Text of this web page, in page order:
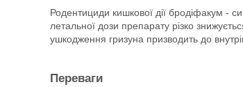
Родентициди кишкової дії бродіфакум -
летальної дози препарату різко
ушкодження гризуна призводить до
Переваги